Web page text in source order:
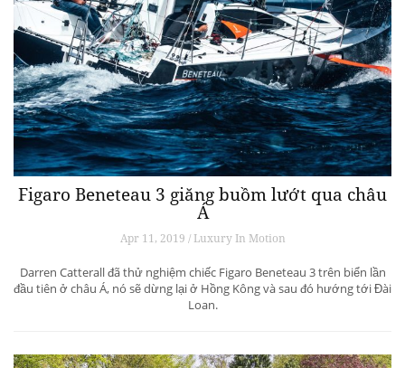
Figaro Beneteau 3 giăng buồm lướt qua châu
Á
Apr 11, 2019 / Luxury In Motion
Darren Catterall đã thử nghiệm chiếc Figaro Beneteau 3 trên biển lần
đầu tiên ở châu Á, nó sẽ dừng lại ở Hồng Kông và sau đó hướng tới Đài
Loan.